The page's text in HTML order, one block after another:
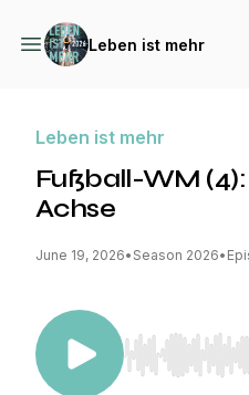
Leben ist mehr
Leben ist mehr
Fußball-WM
Achse
June 19, 2026• Season 2026•
Use Left/Right